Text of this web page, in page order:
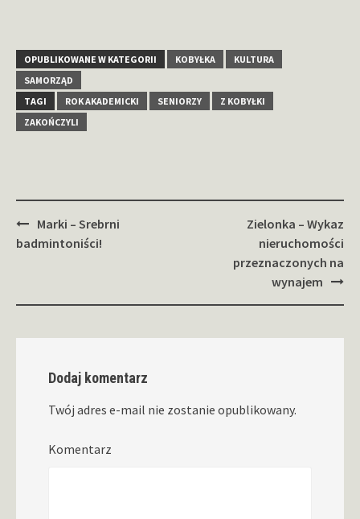
OPUBLIKOWANE W KATEGORII KOBYŁKA
KULTURA
SAMORZĄD
TAGI
ROK AKADEMICKI SENIORZY
Z KOBYŁKI
ZAKOŃCZYLI
Zobacz
wpisy
Marki – Srebrni
badmintoniści!
Zielonka – Wykaz
nieruchomości
przeznaczonych na
wynajem
Dodaj komentarz
Twój adres e-mail nie zostanie opublikowany.
Komentarz